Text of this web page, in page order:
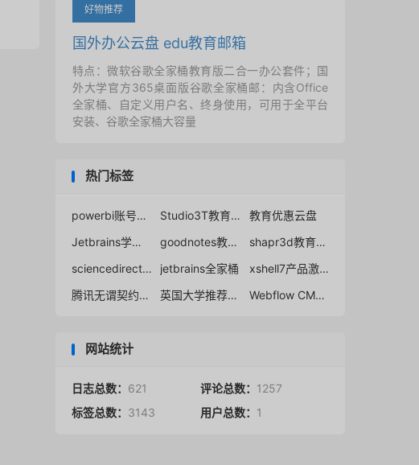
好物推荐
国外办公云盘 edu教育邮箱
特点：微软谷歌全家桶教育版二合一办公套件；国
外大学官方365桌面版谷歌全家桶邮：内含Office
全家桶、自定义用户名、终身使用，可用于全平台
安装、谷歌全家桶大容量
热门标签
powerbi账号注册方法 Studio3T教育优惠
教育优惠云盘
Jetbrains学生认证无限续期
goodnotes教育版免费下载
shapr3d教育版申请
sciencedirect免费访问
jetbrains全家桶
xshell7产品激活密钥教育版永久激活
腾讯无谓契约客服
英国大学推荐信edu邮箱官网购买 Webflow CMS免费教育计划
网站统计
日志总数： 621 评论总数： 1257
标签总数： 3143 用户总数： 1